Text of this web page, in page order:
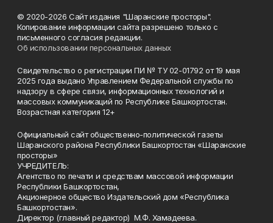
© 2020-2026 Сайт издания "Шаранские просторы".
Копирование информации сайта разрешено только с
письменного согласия редакции.
Об использовании персональных данных
Свидетельство о регистрации ПИ № ТУ 02-01792 от 19 мая
2025 года выдано Управлением Федеральной службы по
надзору в сфере связи, информационных технологий и
массовых коммуникаций по Республике Башкортостан.
Возрастная категория 12+
Официальный сайт общественно-политической газеты
Шаранского района Республики Башкортостан «Шаранские
просторы»
УЧРЕДИТЕЛЬ:
Агентство по печати и средствам массовой информации
Республики Башкортостан,
Акционерное общество Издательский дом «Республика
Башкортостан».
Директор (главный редактор) М.Ф. Хамадеева.